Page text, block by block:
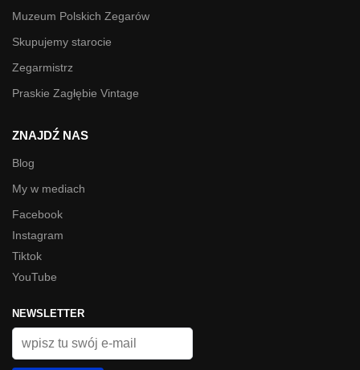
Muzeum Polskich Zegarów
Skupujemy starocie
Zegarmistrz
Praskie Zagłębie Vintage
ZNAJDŹ NAS
Blog
My w mediach
Facebook
Instagram
Tiktok
YouTube
NEWSLETTER